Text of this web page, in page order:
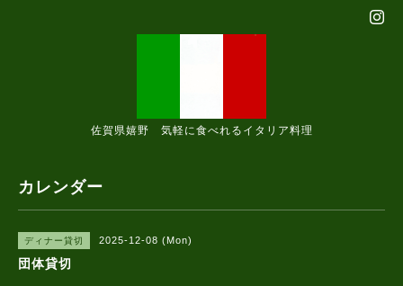
佐賀県嬉野 気軽に食べれるイタリア料理
カレンダー
ディナー貸切 2025-12-08 (Mon)
団体貸切